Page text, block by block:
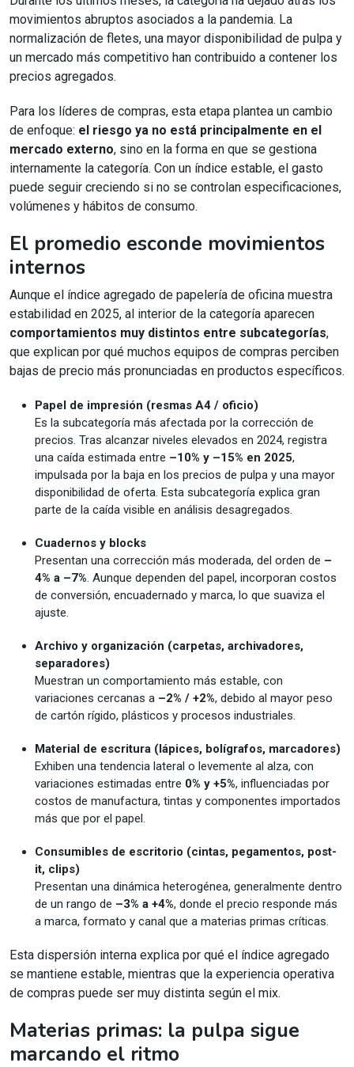
movimientos abruptos asociados a la pandemia. La
normalización de fletes, una mayor disponibilidad de pulpa y
un mercado más competitivo han contribuido a contener los
precios agregados.
Para los líderes de compras, esta etapa plantea un cambio
de enfoque: el riesgo ya no está principalmente en el
mercado externo, sino en la forma en que se gestiona
internamente la categoría. Con un índice estable, el gasto
puede seguir creciendo si no se controlan especificaciones,
volúmenes y hábitos de consumo.
El promedio esconde movimientos
internos
Aunque el índice agregado de papelería de oficina muestra
estabilidad en 2025, al interior de la categoría aparecen
comportamientos muy distintos entre subcategorías,
que explican por qué muchos equipos de compras perciben
bajas de precio más pronunciadas en productos específicos.
Papel de impresión (resmas A4 / oficio)
Es la subcategoría más afectada por la corrección de
precios. Tras alcanzar niveles elevados en 2024, registra
una caída estimada entre –10% y –15% en 2025,
impulsada por la baja en los precios de pulpa y una mayor
disponibilidad de oferta. Esta subcategoría explica gran
parte de la caída visible en análisis desagregados.
Cuadernos y blocks
Presentan una corrección más moderada, del orden de –
4% a –7%. Aunque dependen del papel, incorporan costos
de conversión, encuadernado y marca, lo que suaviza el
ajuste.
Archivo y organización (carpetas, archivadores,
separadores)
Muestran un comportamiento más estable, con
variaciones cercanas a –2% / +2%, debido al mayor peso
de cartón rígido, plásticos y procesos industriales.
Material de escritura (lápices, bolígrafos, marcadores)
Exhiben una tendencia lateral o levemente al alza, con
variaciones estimadas entre 0% y +5%, influenciadas por
costos de manufactura, tintas y componentes importados
más que por el papel.
Consumibles de escritorio (cintas, pegamentos, post-
it, clips)
Presentan una dinámica heterogénea, generalmente dentro
de un rango de –3% a +4%, donde el precio responde más
a marca, formato y canal que a materias primas críticas.
Esta dispersión interna explica por qué el índice agregado
se mantiene estable, mientras que la experiencia operativa
de compras puede ser muy distinta según el mix.
Materias primas: la pulpa sigue
marcando el ritmo